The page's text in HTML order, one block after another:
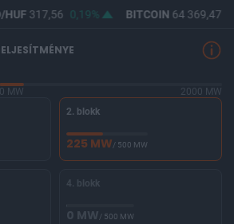
HUF317,56 0,19% BITCOIN64 369,47
0 MW
2000 MW
2. blokk
225 MW/ 500 MW
4. blokk
0 MW/ 500 MW